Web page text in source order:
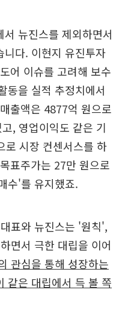
뉴진스를 제외하면서
니다. 이현지 유진투자
어 이슈를 고려해 보수
동을 실적 추정치에서
출액은 4877억 원으로
, 영업이익도 같은 기
시장 컨센서스를 하
표주가는 27만 원으로
수'를 유지했죠.
표와 뉴진스는 '원칙',
면서 극한 대립을 이어
관심을 통해 성장하는
같은 대립에서 득 볼 쪽